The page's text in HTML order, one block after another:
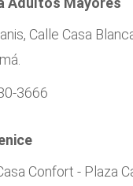
Calle Casa
3666
Confort - Plaza